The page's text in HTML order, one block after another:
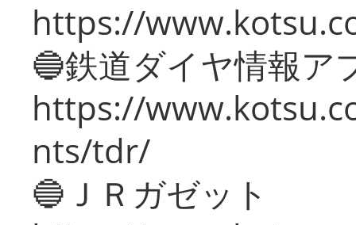
https://
🔵鉄道ダイヤ情報ア
https://
nts/tdr/
🔵ＪＲガゼット